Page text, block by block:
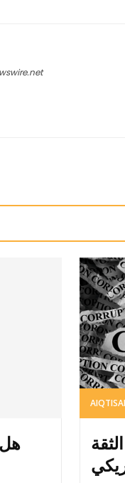
هل